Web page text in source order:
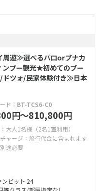
周遊≫選べるパロorプナカ
プー観光★初めてのブー
ツォ/民家体験付き≫日本
ド： BT-TCS6-C0
円〜810,800円
大人1名様（2名1室利用）
ャージ：旅行代金に含まれます
途必要
ンビット 24